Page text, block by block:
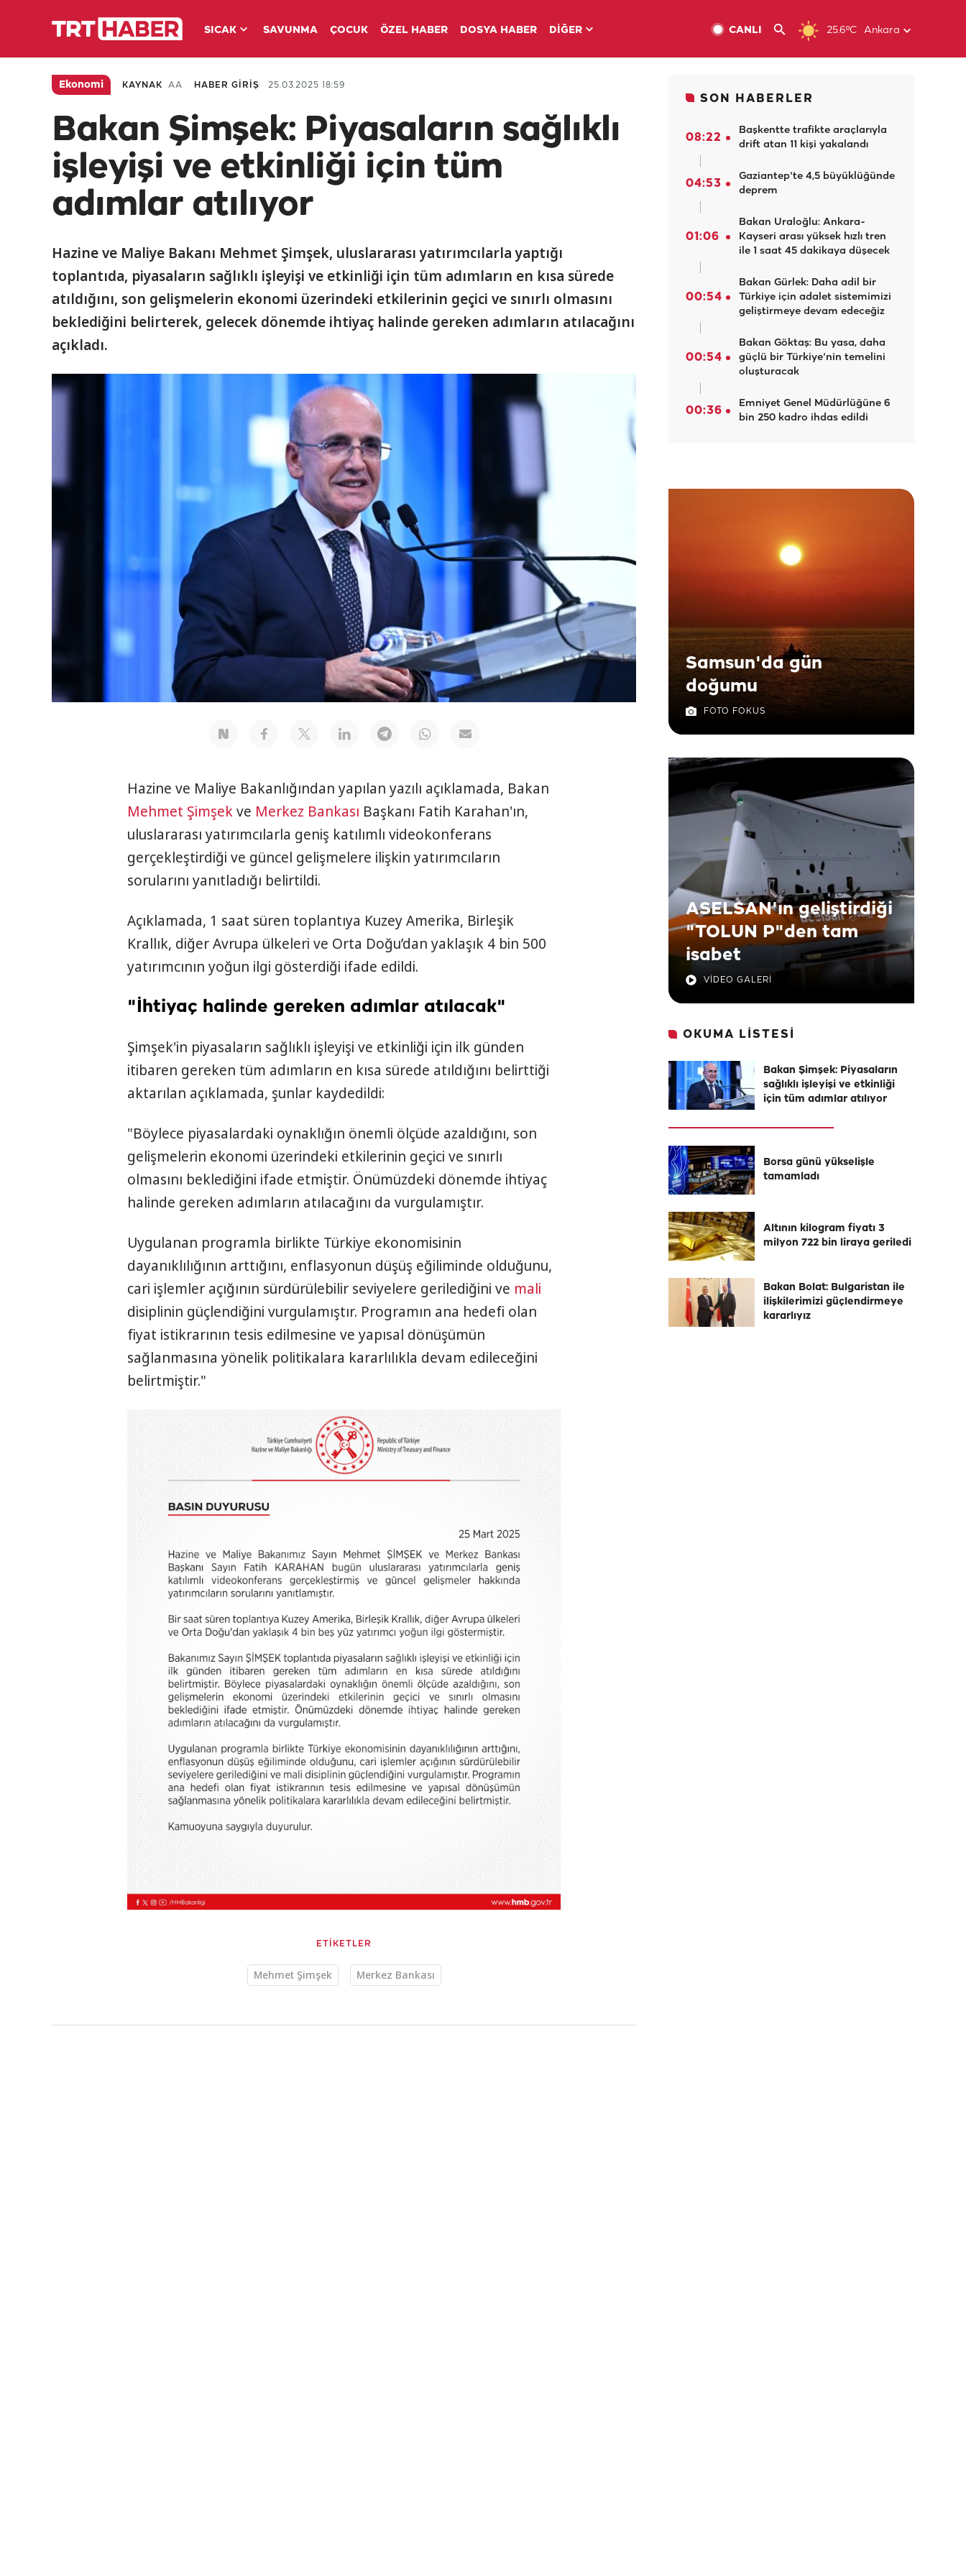
SICAK SAVUNMA ÇOCUK ÖZEL HABER DOSYA HABER DİĞER 25.6ºC Ankara
CANLI
Ekonomi KAYNAK AA HABER GİRİŞ 25.03.2025 18:59
Bakan Şimşek: Piyasaların sağlıklı
işleyişi ve etkinliği için tüm
adımlar atılıyor
Hazine ve Maliye Bakanı Mehmet Şimşek, uluslararası yatırımcılarla yaptığı
toplantıda, piyasaların sağlıklı işleyişi ve etkinliği için tüm adımların en kısa sürede
atıldığını, son gelişmelerin ekonomi üzerindeki etkilerinin geçici ve sınırlı olmasını
beklediğini belirterek, gelecek dönemde ihtiyaç halinde gereken adımların atılacağını
açıkladı.
Hazine ve Maliye Bakanlığından yapılan yazılı açıklamada, Bakan
Mehmet Şimşekve Merkez Bankası Başkanı Fatih Karahan'ın,
uluslararası yatırımcılarla geniş katılımlı videokonferans
gerçekleştirdiği ve güncel gelişmelere ilişkin yatırımcıların
sorularını yanıtladığı belirtildi.
Açıklamada, 1 saat süren toplantıya Kuzey Amerika, Birleşik
Krallık, diğer Avrupa ülkeleri ve Orta Doğu’dan yaklaşık 4 bin 500
yatırımcının yoğun ilgi gösterdiği ifade edildi.
"İhtiyaç halinde gereken adımlar atılacak"
Şimşek'in piyasaların sağlıklı işleyişi ve etkinliği için ilk günden
itibaren gereken tüm adımların en kısa sürede atıldığını belirttiği
aktarılan açıklamada, şunlar kaydedildi:
"Böylece piyasalardaki oynaklığın önemli ölçüde azaldığını, son
gelişmelerin ekonomi üzerindeki etkilerinin geçici ve sınırlı
olmasını beklediğini ifade etmiştir. Önümüzdeki dönemde ihtiyaç
halinde gereken adımların atılacağını da vurgulamıştır.
Uygulanan programla birlikte Türkiye ekonomisinin
dayanıklılığının arttığını, enflasyonun düşüş eğiliminde olduğunu,
cari işlemler açığının sürdürülebilir seviyelere gerilediğini ve mali
disiplinin güçlendiğini vurgulamıştır. Programın ana hedefi olan
fiyat istikrarının tesis edilmesine ve yapısal dönüşümün
sağlanmasına yönelik politikalara kararlılıkla devam edileceğini
belirtmiştir."
ETİKETLER
Mehmet Şimşek Merkez Bankası
SON HABERLER
08:22
Başkentte trafikte araçlarıyla
drift atan 11 kişi yakalandı
04:53
Gaziantep'te 4,5 büyüklüğünde
deprem
01:06
Bakan Uraloğlu: Ankara-
Kayseri arası yüksek hızlı tren
ile 1 saat 45 dakikaya düşecek
00:54
Bakan Gürlek: Daha adil bir
Türkiye için adalet sistemimizi
geliştirmeye devam edeceğiz
00:54
Bakan Göktaş: Bu yasa, daha
güçlü bir Türkiye'nin temelini
oluşturacak
00:36
Emniyet Genel Müdürlüğüne 6
bin 250 kadro ihdas edildi
Samsun'da gün
doğumu
FOTO FOKUS
ASELSAN'ın geliştirdiği
"TOLUN P"den tam
isabet
VİDEO GALERİ
OKUMA LİSTESİ
Bakan Şimşek: Piyasaların
sağlıklı işleyişi ve etkinliği
için tüm adımlar atılıyor
Borsa günü yükselişle
tamamladı
Altının kilogram fiyatı 3
milyon 722 bin liraya geriledi
Bakan Bolat: Bulgaristan ile
ilişkilerimizi güçlendirmeye
kararlıyız